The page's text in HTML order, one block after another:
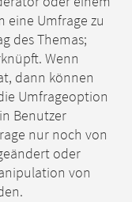
eine Umfrage zu
des Themas;
Wenn
dann können
Umfrageoption
Benutzer
nur noch von
oder
von